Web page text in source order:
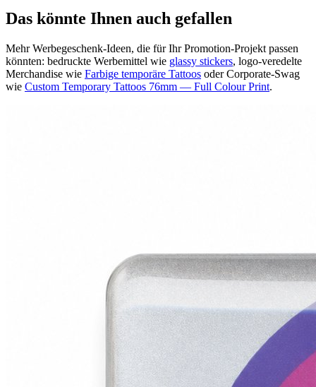
Das könnte Ihnen auch gefallen
Mehr Werbegeschenk-Ideen, die für Ihr Promotion-Projekt passen
könnten: bedruckte Werbemittel wie glassy stickers, logo-veredelte
Merchandise wie Farbige temporäre Tattoos oder Corporate-Swag
wie Custom Temporary Tattoos 76mm — Full Colour Print.